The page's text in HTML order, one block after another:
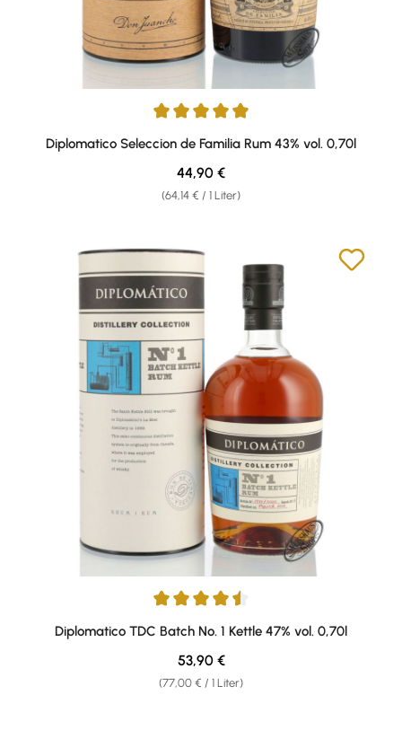
Durchschnittliche Bewertung von 4.89 von 5 Sternen
Diplomatico Seleccion de Familia Rum 43% vol. 0,70l
(64,14 € / 1 Liter)
Regulärer Preis:
44,90 €
Durchschnittliche Bewertung von 4.56 von 5 Sternen
Diplomatico TDC Batch No. 1 Kettle 47% vol. 0,70l
(77,00 € / 1 Liter)
Regulärer Preis:
53,90 €